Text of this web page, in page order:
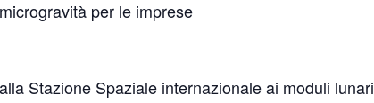
per le imprese
Stazione Spaziale internazionale ai moduli lunari